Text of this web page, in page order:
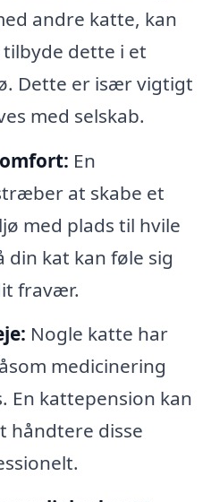
andre katte, kan
dette i et
Dette er især vigtigt
med selskab.
En
at skabe et
med plads til hvile
din kat kan føle sig
fravær.
Nogle katte har
medicinering
En kattepension kan
håndtere disse